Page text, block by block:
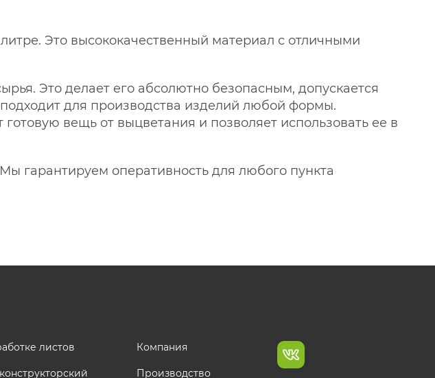
Это высококачественный материал с отличными
Это делает его абсолютно безопасным, допускается
для производства изделий любой формы.
вещь от выцветания и позволяет использовать ее в
гарантируем оперативность для любого пункта
листов Компания
Производство